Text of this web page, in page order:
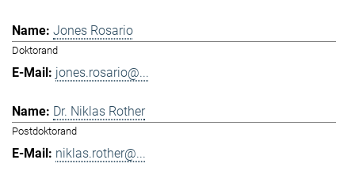
Jones Rosario
Doktorand
jones.rosario@...
Dr. Niklas Rother
Postdoktorand
niklas.rother@...